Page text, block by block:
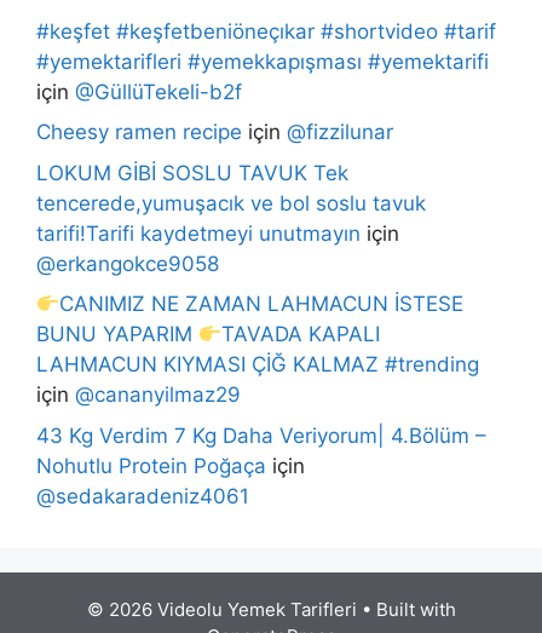
#keşfet #keşfetbeniöneçıkar #shortvideo #tarif
#yemektarifleri #yemekkapışması #yemektarifi
için @GüllüTekeli-b2f
Cheesy ramen recipe için @fizzilunar
LOKUM GİBİ SOSLU TAVUK Tek
tencerede,yumuşacık ve bol soslu tavuk
tarifi!Tarifi kaydetmeyi unutmayın için
@erkangokce9058
CANIMIZ NE ZAMAN LAHMACUN İSTESE
BUNU YAPARIM
TAVADA KAPALI
LAHMACUN KIYMASI ÇİĞ KALMAZ #trending
için @cananyilmaz29
43 Kg Verdim 7 Kg Daha Veriyorum| 4.Bölüm –
Nohutlu Protein Poğaça için
@sedakaradeniz4061
© 2026 Videolu Yemek Tarifleri • Built with